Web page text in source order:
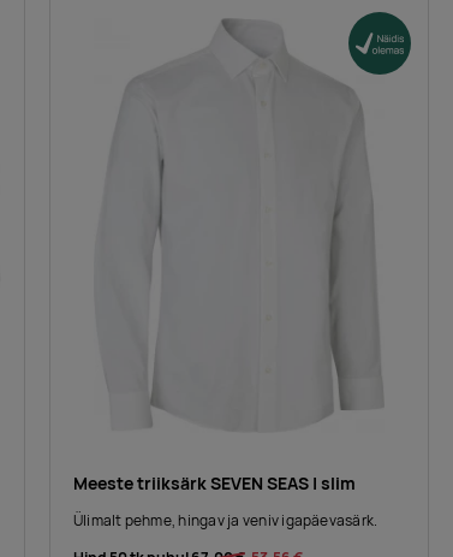
Meeste triiksärk SEVEN SEAS | slim
Ülimalt pehme, hingav ja veniv igapäevasärk.